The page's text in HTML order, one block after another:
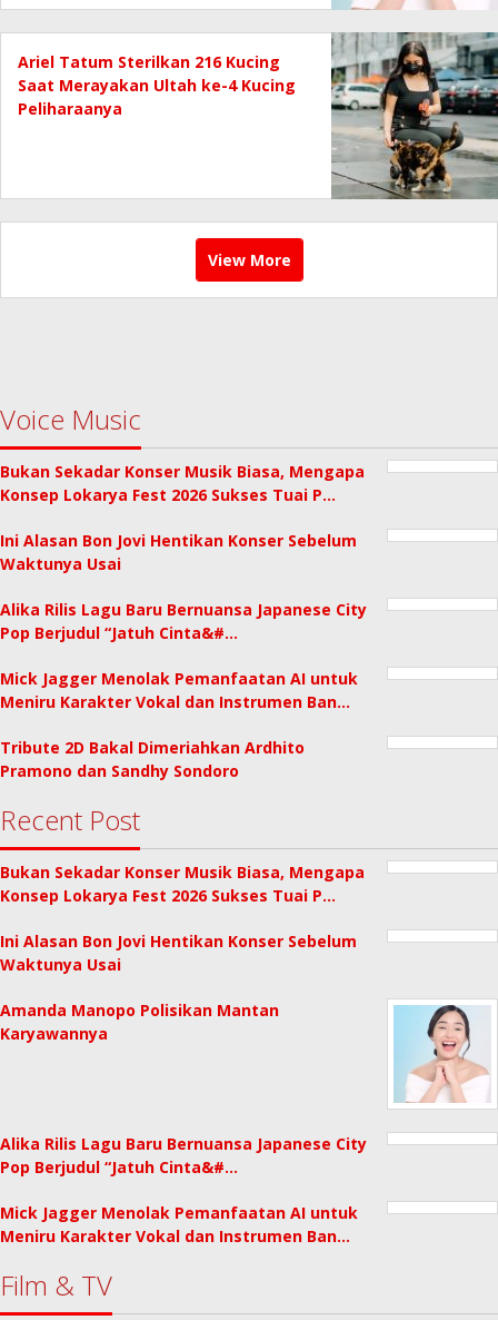
Ariel Tatum Sterilkan 216 Kucing
Saat Merayakan Ultah ke-4 Kucing
Peliharaanya
View More
Voice Music
Bukan Sekadar Konser Musik Biasa, Mengapa
Konsep Lokarya Fest 2026 Sukses Tuai P…
Ini Alasan Bon Jovi Hentikan Konser Sebelum
Waktunya Usai
Alika Rilis Lagu Baru Bernuansa Japanese City
Pop Berjudul “Jatuh Cinta&#…
Mick Jagger Menolak Pemanfaatan AI untuk
Meniru Karakter Vokal dan Instrumen Ban…
Tribute 2D Bakal Dimeriahkan Ardhito
Pramono dan Sandhy Sondoro
Recent Post
Bukan Sekadar Konser Musik Biasa, Mengapa
Konsep Lokarya Fest 2026 Sukses Tuai P…
Ini Alasan Bon Jovi Hentikan Konser Sebelum
Waktunya Usai
Amanda Manopo Polisikan Mantan
Karyawannya
Alika Rilis Lagu Baru Bernuansa Japanese City
Pop Berjudul “Jatuh Cinta&#…
Mick Jagger Menolak Pemanfaatan AI untuk
Meniru Karakter Vokal dan Instrumen Ban…
Film & TV